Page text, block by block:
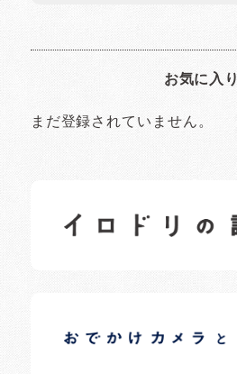
お気に入り
まだ登録されていません。
日常の様子など随時更新中です。
日常の様子など随時更新中です。